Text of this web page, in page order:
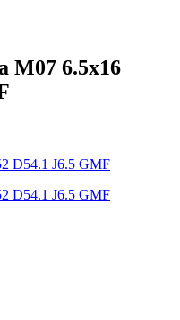
M07 6.5x16